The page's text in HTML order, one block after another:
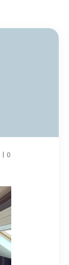
| 0